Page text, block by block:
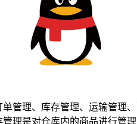
管理、库存管理、运输管
理是对仓库内的商品进行管